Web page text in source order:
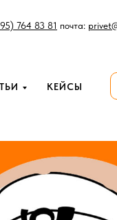
764 83 81 почта:
КЕЙСЫ